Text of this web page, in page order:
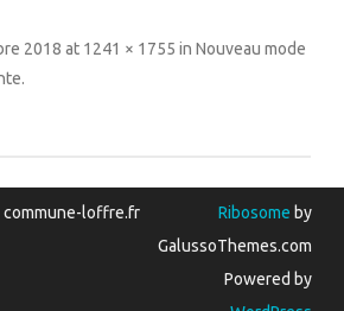
2018 at 1241 × 1755 in Nouveau mode
.
commune-loffre.fr Ribosome by
GalussoThemes.com
Powered by